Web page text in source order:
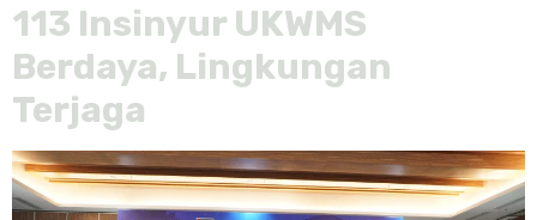
113 Insinyur UKWMS
Berdaya, Lingkungan
Terjaga